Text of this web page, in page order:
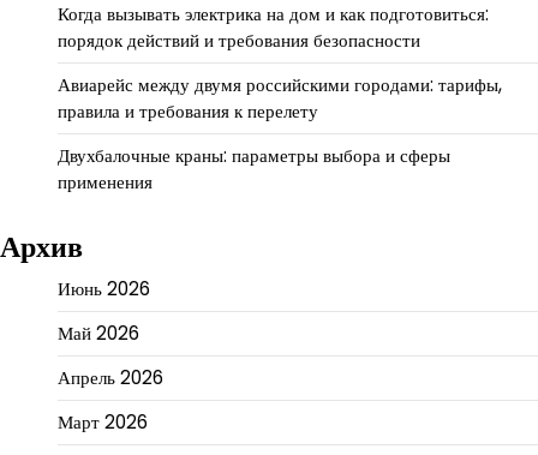
Когда вызывать электрика на дом и как подготовиться:
порядок действий и требования безопасности
Авиарейс между двумя российскими городами: тарифы,
правила и требования к перелету
Двухбалочные краны: параметры выбора и сферы
применения
Архив
Июнь 2026
Май 2026
Апрель 2026
Март 2026